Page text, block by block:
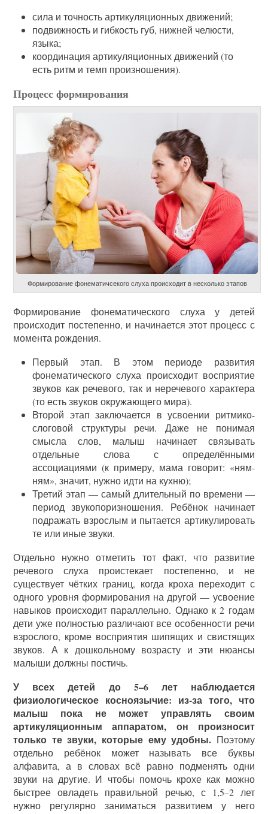
сила и точность артикуляционных движений;
подвижность и гибкость губ, нижней челюсти,
языка;
координация артикуляционных движений (то
есть ритм и темп произношения).
Процесс формирования
Формирование фонематичсекого слуха происходит в несколько этапов
Формирование фонематического слуха у детей
происходит постепенно, и начинается этот процесс с
момента рождения.
Первый этап. В этом периоде развития
фонематического слуха происходит восприятие
звуков как речевого, так и неречевого характера
(то есть звуков окружающего мира).
Второй этап заключается в усвоении ритмико-
слоговой структуры речи. Даже не понимая
смысла слов, малыш начинает связывать
отдельные слова с определёнными
ассоциациями (к примеру, мама говорит: «ням-
ням», значит, нужно идти на кухню);
Третий этап — самый длительный по времени —
период звукопоризношения. Ребёнок начинает
подражать взрослым и пытается артикулировать
те или иные звуки.
Отдельно нужно отметить тот факт, что развитие
речевого слуха проистекает постепенно, и не
существует чётких границ, когда кроха переходит с
одного уровня формирования на другой — усвоение
навыков происходит параллельно. Однако к 2 годам
дети уже полностью различают все особенности речи
взрослого, кроме восприятия шипящих и свистящих
звуков. А к дошкольному возрасту и эти нюансы
малыши должны постичь.
У всех детей до 5–6 лет наблюдается
физиологическое косноязычие: из-за того, что
малыш пока не может управлять своим
артикуляционным аппаратом, он произносит
только те звуки, которые ему удобны. Поэтому
отдельно ребёнок может называть все буквы
алфавита, а в словах всё равно подменять одни
звуки на другие. И чтобы помочь крохе как можно
быстрее овладеть правильной речью, с 1,5–2 лет
нужно регулярно заниматься развитием у него